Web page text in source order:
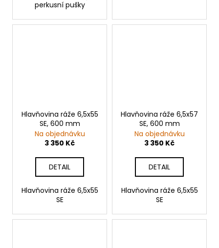
perkusní pušky
Hlavňovina ráže 6,5x55
SE, 600 mm
Na objednávku
3 350 Kč
DETAIL
Hlavňovina ráže 6,5x55
SE
Hlavňovina ráže 6,5x57
SE, 600 mm
Na objednávku
3 350 Kč
DETAIL
Hlavňovina ráže 6,5x55
SE